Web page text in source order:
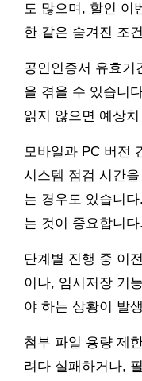
도 많으며, 할인 이
한 같은 숨겨진 조
공인인증서 유효기
을 겪을 수 있습니
읽지 않으면 예상
모바일과 PC 버전
시스템 점검 시간
는 경우도 있습니
는 것이 중요합니다.
단계별 진행 중 이
이나, 임시저장 기
야 하는 상황이 발
첨부 파일 용량 제
려다 실패하거나,